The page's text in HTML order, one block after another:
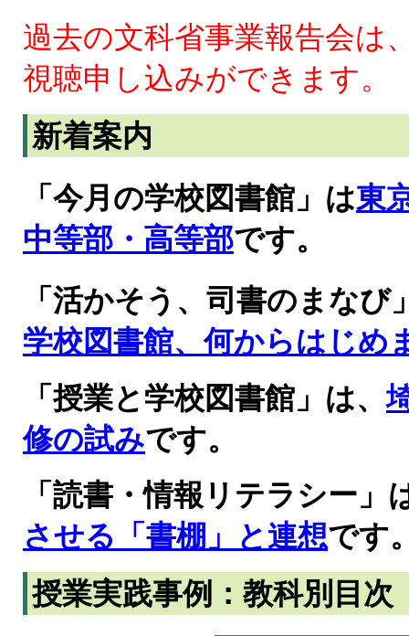
過去の文科省事業報告会は
視聴申し込みができます。
新着案内
「今月の学校図書館」は東
中等部・高等部です。
「活かそう、司書のまなび
学校図書館、何からはじめ
「授業と学校図書館」は、
修の試みです。
「読書・情報リテラシー」
させる「書棚」と連想です
授業実践事例：教科別目次